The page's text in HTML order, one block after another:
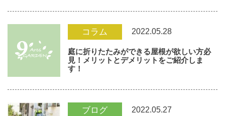
コラム 2022.05.28
庭に折りたたみができる屋根が欲しい方必
見！メリットとデメリットをご紹介しま
す！
ブログ 2022.05.27